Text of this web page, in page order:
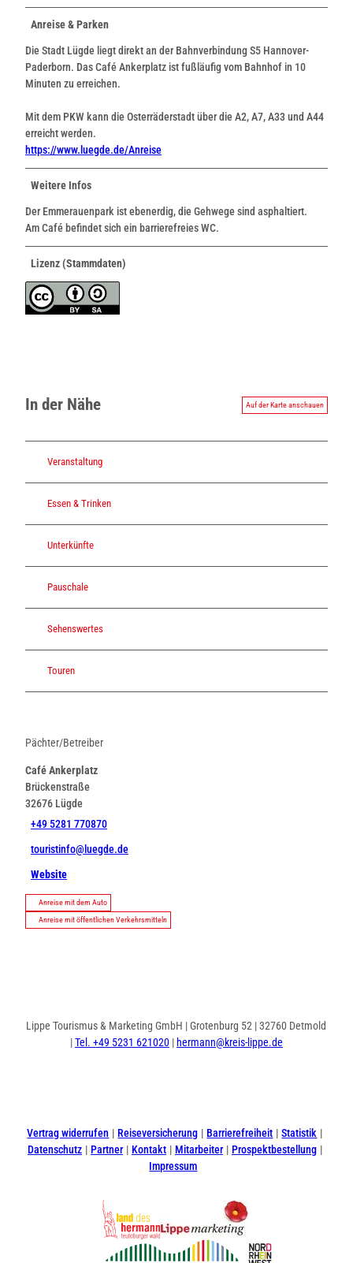
Anreise & Parken
Die Stadt Lügde liegt direkt an der Bahnverbindung S5 Hannover-
Paderborn. Das Café Ankerplatz ist fußläufig vom Bahnhof in 10
Minuten zu erreichen.
Mit dem PKW kann die Osterräderstadt über die A2, A7, A33 und A44
erreicht werden.
https://www.luegde.de/Anreise
Weitere Infos
Der Emmerauenpark ist ebenerdig, die Gehwege sind asphaltiert.
Am Café befindet sich ein barrierefreies WC.
Lizenz (Stammdaten)
In der Nähe Auf der Karte anschauen
Veranstaltung
Essen & Trinken
Unterkünfte
Pauschale
Sehenswertes
Touren
Pächter/Betreiber
Café Ankerplatz
Brückenstraße
32676 Lügde
+49 5281 770870
touristinfo@luegde.de
Website
Anreise mit dem Auto
Anreise mit öffentlichen Verkehrsmitteln
Lippe Tourismus & Marketing GmbH | Grotenburg 52 | 32760 Detmold
|Tel. +49 5231 621020|hermann@kreis-lippe.de
t
a
g
e
b
o
Vertrag widerrufen Reiseversicherung Barrierefreiheit
Statistik
Datenschutz
Partner Kontakt Mitarbeiter
Prospektbestellung
Impressum